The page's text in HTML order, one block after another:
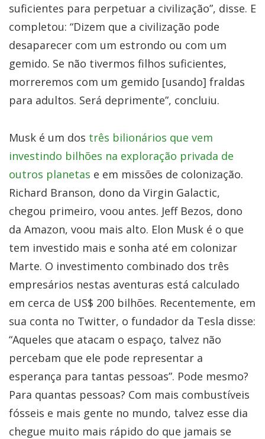
suficientes para perpetuar a civilização”, disse. E
completou: “Dizem que a civilização pode
desaparecer com um estrondo ou com um
gemido. Se não tivermos filhos suficientes,
morreremos com um gemido [usando] fraldas
para adultos. Será deprimente”, concluiu.
Musk é um dos três bilionários que vem
investindo bilhões na exploração privada de
outros planetas e em missões de colonização.
Richard Branson, dono da Virgin Galactic,
chegou primeiro, voou antes. Jeff Bezos, dono
da Amazon, voou mais alto. Elon Musk é o que
tem investido mais e sonha até em colonizar
Marte. O investimento combinado dos três
empresários nestas aventuras está calculado
em cerca de US$ 200 bilhões. Recentemente, em
sua conta no Twitter, o fundador da Tesla disse:
“Aqueles que atacam o espaço, talvez não
percebam que ele pode representar a
esperança para tantas pessoas”. Pode mesmo?
Para quantas pessoas? Com mais combustíveis
fósseis e mais gente no mundo, talvez esse dia
chegue muito mais rápido do que jamais se